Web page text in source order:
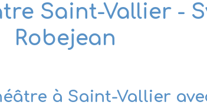
Saint-Vallier -
Robejean
à Saint-Vallier